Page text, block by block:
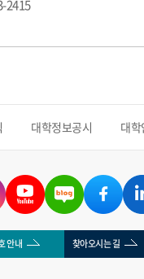
2415
대학정보공시 대
안내 찾아오시는 길